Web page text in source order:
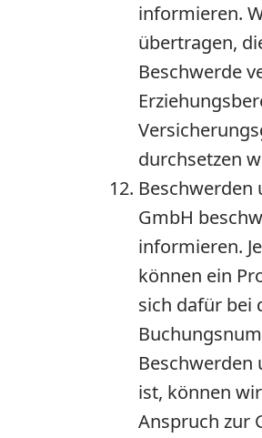
informieren.
übertragen,
Beschwerde
durchsetzen
Beschwerden
GmbH
informieren.
können ein
sich dafür bei
Beschwerden
ist, können
Anspruch zur